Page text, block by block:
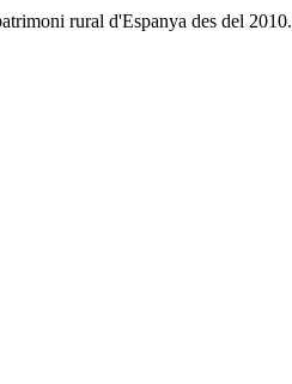
rural d'Espanya des del 2010.